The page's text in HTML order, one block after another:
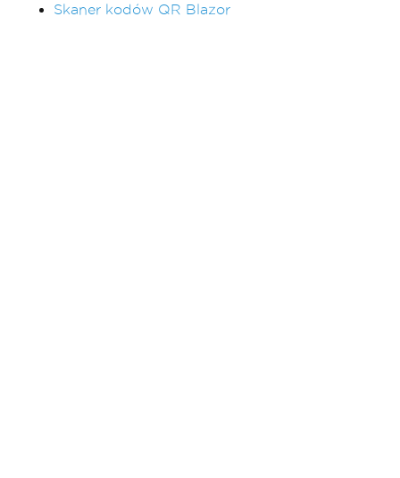
Skaner kodów QR Blazor